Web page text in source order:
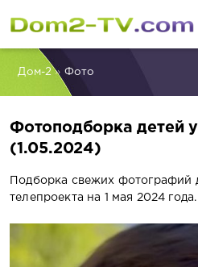
Дом-2» Фото
Фотоподборка детей
(1.05.2024)
Подборка свежих фотографий
телепроекта на 1 мая 2024 года.